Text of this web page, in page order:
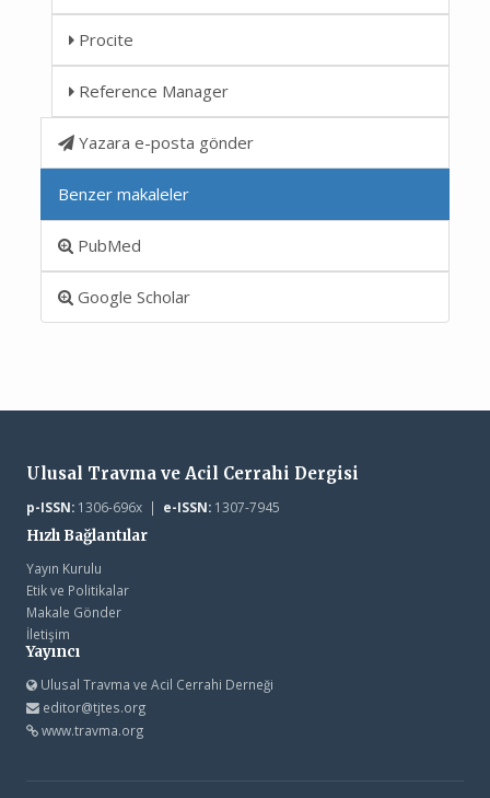
Procite
Reference Manager
Yazara e-posta gönder
Benzer makaleler
PubMed
Google Scholar
Ulusal Travma ve Acil Cerrahi Dergisi
p-ISSN:1306-696x | e-ISSN:1307-7945
Hızlı Bağlantılar
Yayın Kurulu
Etik ve Politikalar
Makale Gönder
İletişim
Yayıncı
Ulusal Travma ve Acil Cerrahi Derneği
editor@tjtes.org
www.travma.org